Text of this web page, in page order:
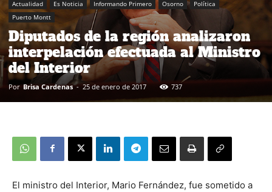
Actualidad Es Noticia Informando Primero Osorno
Política
Puerto Montt
Diputados de la región analizaron
interpelación efectuada al Ministro
del Interior
Por Brisa Cardenas - 25 de enero de 2017 737
El ministro del Interior, Mario Fernández, fue sometido a